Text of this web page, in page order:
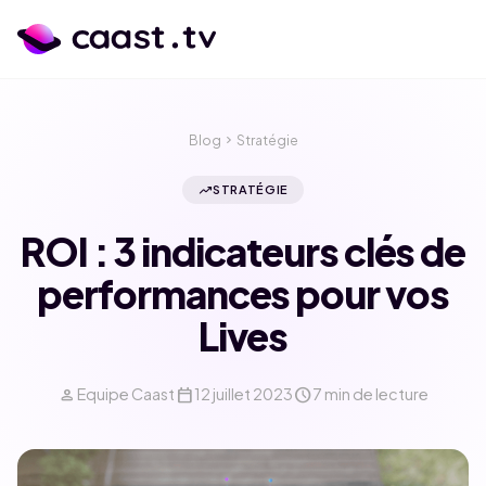
calendar_month language
Blog chevron_right Stratégie
trending_upSTRATÉGIE
ROI : 3 indicateurs clés de
performances pour vos
Lives
person Equipe Caast calendar_today12 juillet 2023schedule7 min de lecture